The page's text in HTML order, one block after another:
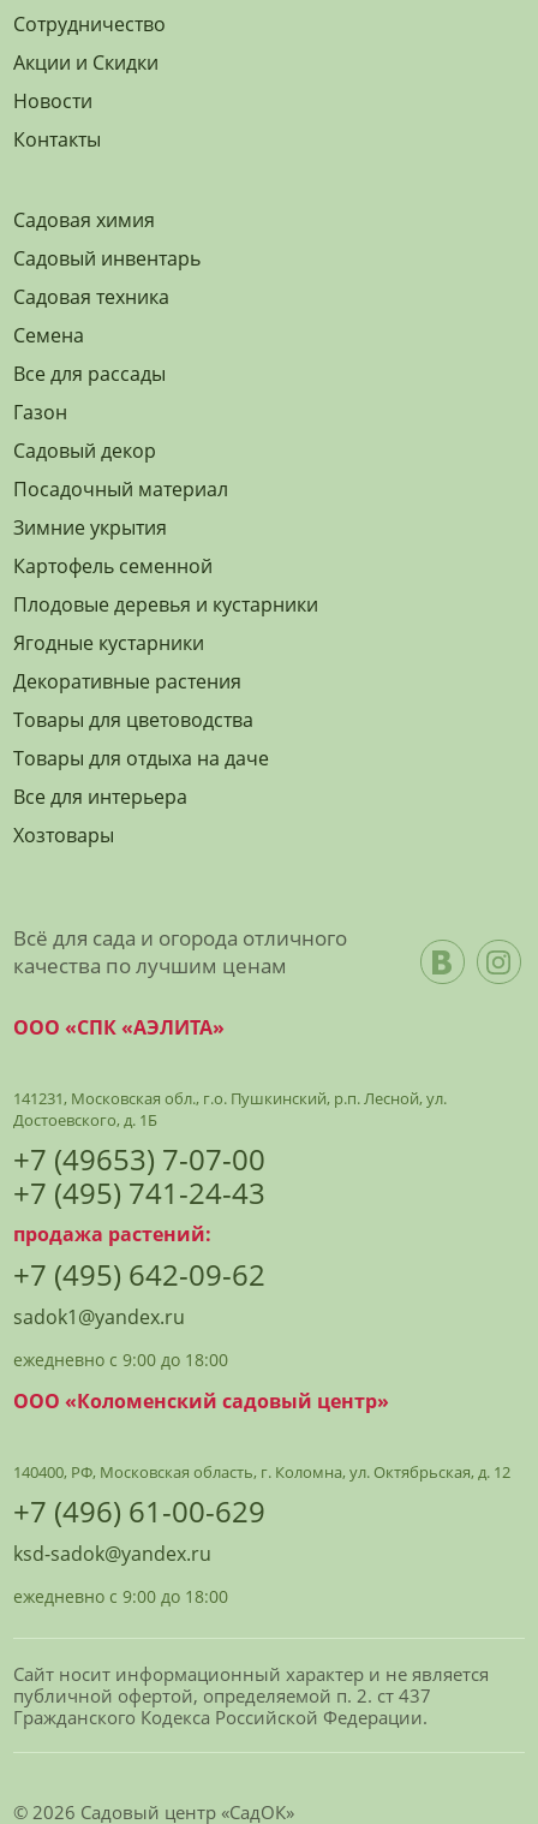
Сотрудничество
Акции и Скидки
Новости
Контакты
Садовая химия
Садовый инвентарь
Садовая техника
Семена
Все для рассады
Газон
Садовый декор
Посадочный материал
Зимние укрытия
Картофель семенной
Плодовые деревья и кустарники
Ягодные кустарники
Декоративные растения
Товары для цветоводства
Товары для отдыха на даче
Все для интерьера
Хозтовары
Всё для сада и огорода отличного
качества по лучшим ценам
ООО «СПК «АЭЛИТА»
141231, Московская обл., г.о. Пушкинский, р.п. Лесной, ул.
Достоевского, д. 1Б
+7 (49653) 7-07-00
+7 (495) 741-24-43
продажа растений:
+7 (495) 642-09-62
sadok1@yandex.ru
ежедневно с 9:00 до 18:00
ООО «Коломенский садовый центр»
140400, РФ, Московская область, г. Коломна, ул. Октябрьская, д. 12
+7 (496) 61-00-629
ksd-sadok@yandex.ru
ежедневно с 9:00 до 18:00
Сайт носит информационный характер и не является
публичной офертой, определяемой п. 2. ст 437
Гражданского Кодекса Российской Федерации.
© 2026 Садовый центр «СадОК»